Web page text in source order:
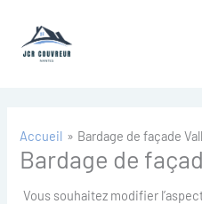
contenu
Accueil Bardage de façade
Bardage de
Vous souhaitez modifier